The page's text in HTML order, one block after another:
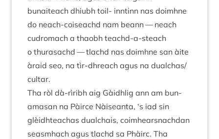
bunaiteach dhi­ubh toil- inntinn nas doim­hne
do neach-coiseachd nam beann — neach
cudromach a thaobh teachd-a-steach
o thur­as­achd — tlachd nas doim­hne san àite
àraid seo, na tìr-dhreach agus na dualchas/​
cultar.
Tha ròl dà-rìribh aig Gàidh­lig ann am bun-
amas­an na Pàirce Nàiseanta, ‘s iad sin
glèid­hteachas dual­chais, coim­hearsnachdan
sea­smhach agus tlachd sa Phàirc. Tha